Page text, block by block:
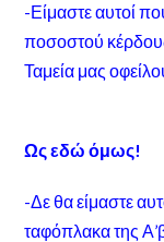
-Είμαστε αυτοί
ποσοστού
Ταμεία μας
Ως εδώ όμως!
-Δε θα είμαστε
ταφόπλακα της